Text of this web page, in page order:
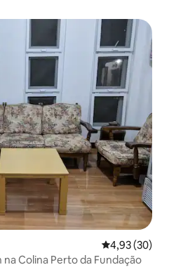
4,93 de uma
4,93 (30)
Colina Perto da Fundação